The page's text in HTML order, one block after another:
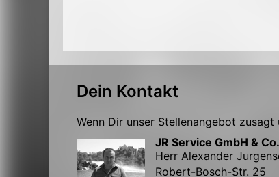
Dein Kontakt
Wenn Dir unser Stellenangebot
JR Service GmbH &
Herr Alexander
Robert-Bosch-Str. 25